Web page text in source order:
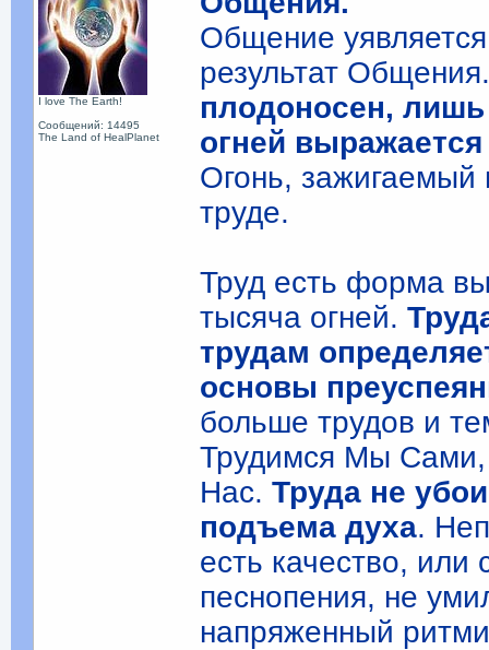
I love The Earth!
Сообщений: 14495
The Land of HealPlanet
Общение
результат
плодоносен, лишь
огней
Огонь, зажигаемый
труде.
Труд есть форма
тысяча огней.
трудам
основы
больше трудов и
Трудимся Мы Сами,
Нас.Труда не
подъема духа.
есть качество,
песнопения, не
напряженный